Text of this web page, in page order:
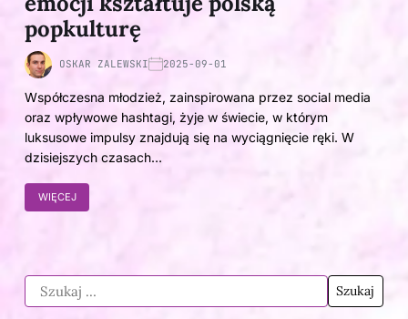
popkulturę
OSKAR ZALEWSKI 2025-09-01
Współczesna młodzież, zainspirowana przez social media
oraz wpływowe hashtagi, żyje w świecie, w którym
luksusowe impulsy znajdują się na wyciągnięcie ręki. W
dzisiejszych czasach…
WIĘCEJ